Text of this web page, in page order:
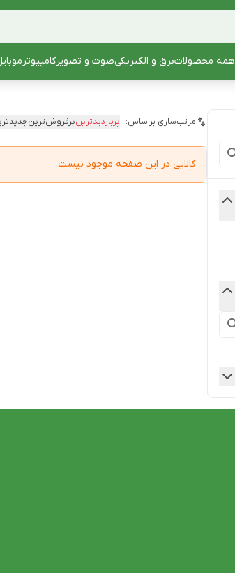
همه محصولاتبرق و الکتریکیصوت و تصویرکامپیوتر
مرتب‌سازی براساس: پربازدیدترینپرفروش‌ترین
کالایی در این صفحه موجود نیست